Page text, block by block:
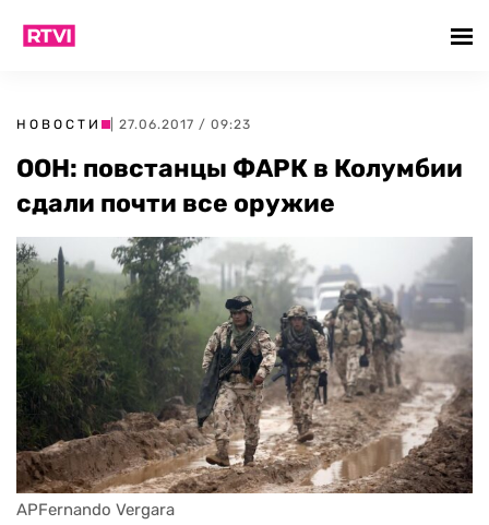
НОВОСТИ | 27.06.2017 / 09:23
ООН: повстанцы ФАРК в Колумбии
сдали почти все оружие
APFernando Vergara